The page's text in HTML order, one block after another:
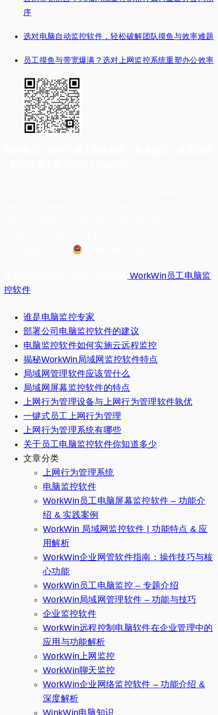
序
选对电脑自动监控软件，轻松破解团队摸鱼与效率难题
员工摸鱼与带宽爆满？选对上网监控系统重塑办公效率
WorkWin员工电脑监
控软件
谁是电脑监控专家
部署公司电脑监控软件的建议
电脑监控软件如何实施云远程监控
揭秘WorkWin局域网监控软件特点
局域网管理软件应该管什么
局域网屏幕监控软件的特点
上网行为管理设备与上网行为管理软件孰优
一键式员工上网行为管理
上网行为管理系统有哪些
关于员工电脑监控软件你知道多少
文章分类
上网行为管理系统
电脑监控软件
WorkWin员工电脑屏幕监控软件 – 功能介
绍 & 实践案例
WorkWin 局域网监控软件 | 功能特点 & 应
用解析
WorkWin企业网管软件指南：操作技巧与核
心功能
WorkWin员工电脑监控 – 专题介绍
WorkWin局域网管理软件 – 功能与技巧
企业监控软件
WorkWin远程控制电脑软件在企业管理中的
应用与功能解析
WorkWin上网监控
WorkWin聊天监控
WorkWin企业网络监控软件 – 功能介绍 &
深度解析
WinkWin电脑知识